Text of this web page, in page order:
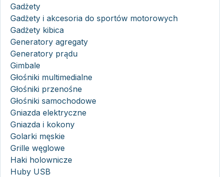
Gadżety
Gadżety i akcesoria do sportów motorowych
Gadżety kibica
Generatory agregaty
Generatory prądu
Gimbale
Głośniki multimedialne
Głośniki przenośne
Głośniki samochodowe
Gniazda elektryczne
Gniazda i kokony
Golarki męskie
Grille węglowe
Haki holownicze
Huby USB